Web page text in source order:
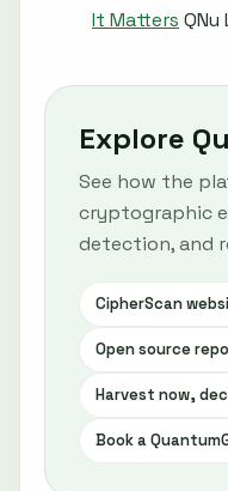
It Matters QNu
Explore
See how the
cryptographic
detection, and
CipherScan
Open source
Harvest now,
Book a